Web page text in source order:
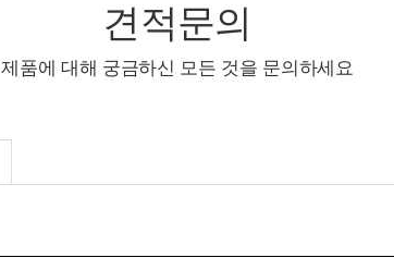
견적문의
제품에 대해 궁금하신 모든 것을 문의하세요